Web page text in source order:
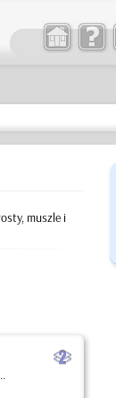
muszle i
b